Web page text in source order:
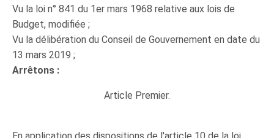
Vu la loi n° 841 du 1er mars 1968 relative aux lois de
Budget, modifiée ;
Vu la délibération du Conseil de Gouvernement en date du
13 mars 2019 ;
Arrêtons :
Article Premier.